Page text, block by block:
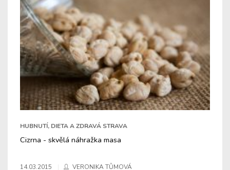
HUBNUTÍ, DIETA A ZDRAVÁ STRAVA
Cizrna - skvělá náhražka masa
14.03.2015 VERONIKA TŮMOVÁ